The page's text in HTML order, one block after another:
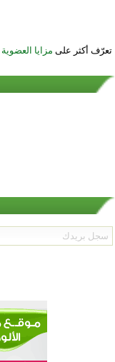
تعرّف أكثر على مزايا العضوية